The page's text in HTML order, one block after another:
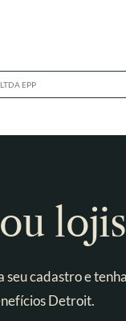
EPP
seu cadastro e
Detroit.